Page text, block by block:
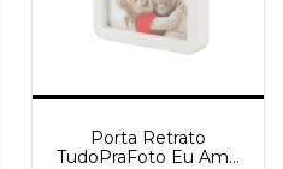
Porta Retrato
TudoPraFoto Eu Amo